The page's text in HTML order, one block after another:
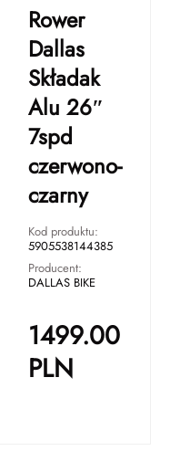
Rower
Dallas
Składak
Alu 26″
7spd
czerwono-
czarny
Kod produktu:
5905538144385
Producent:
DALLAS BIKE
1499.00
PLN